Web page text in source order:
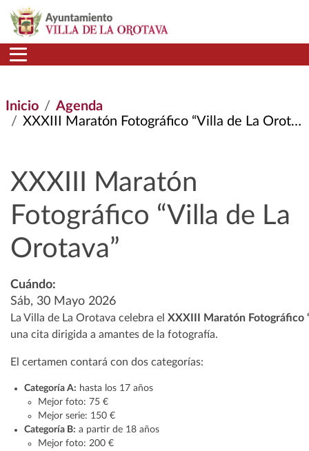
Pasar al contenido principal
Inicio
Agenda
XXXIII Maratón Fotográfico “Villa de La Orotava”
XXXIII Maratón
Fotográfico “Villa de La
Orotava”
Cuándo:
Sáb, 30 Mayo 2026
La Villa de La Orotava celebra el XXXIII Maratón Fotográfico
una cita dirigida a amantes de la fotografía.
El certamen contará con dos categorías:
Categoría A: hasta los 17 años
Mejor foto: 75 €
Mejor serie: 150 €
Categoría B: a partir de 18 años
Mejor foto: 200 €